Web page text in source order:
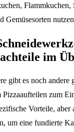
Flammkuchen,
Gemüsesorten
im
gibt es noch andere
zum
Vorteile, aber
um eine fundierte